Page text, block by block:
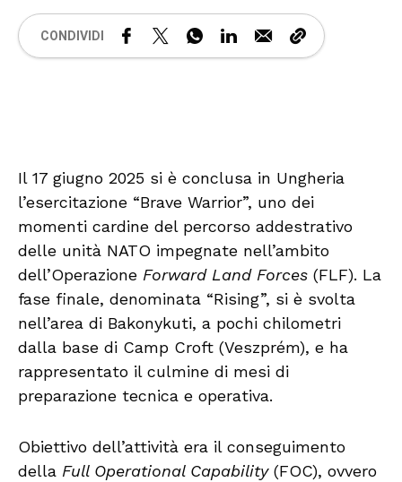
CONDIVIDI
Il 17 giugno 2025 si è conclusa in Ungheria
l’esercitazione “Brave Warrior”, uno dei
momenti cardine del percorso addestrativo
delle unità NATO impegnate nell’ambito
dell’Operazione Forward Land Forces (FLF). La
fase finale, denominata “Rising”, si è svolta
nell’area di Bakonykuti, a pochi chilometri
dalla base di Camp Croft (Veszprém), e ha
rappresentato il culmine di mesi di
preparazione tecnica e operativa.
Obiettivo dell’attività era il conseguimento
della Full Operational Capability(FOC), ovvero